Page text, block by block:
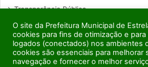
Transparência Pública
Ofícios
O site da Prefeitura Municipal de
cookies para fins de otimização e
logados (conectados) nos ambientes
cookies são essenciais para melhorar
navegação e fornecer o melhor